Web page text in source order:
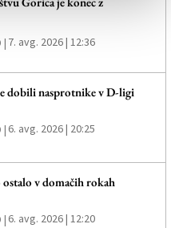
| 7. avg. 2026 | 12:36
dobili nasprotnike v D-ligi
| 6. avg. 2026 | 20:25
v domačih rokah
| 6. avg. 2026 | 12:20